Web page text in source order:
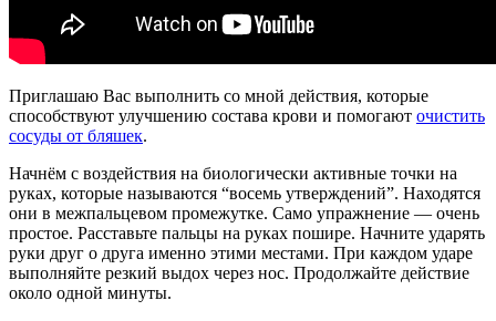
Приглашаю Вас выполнить со мной действия, которые
способствуют улучшению состава крови и помогают очистить
сосуды от бляшек.
Начнём с воздействия на биологически активные точки на
руках, которые называются “восемь утверждений”. Находятся
они в межпальцевом промежутке. Само упражнение — очень
простое. Расставьте пальцы на руках пошире. Начните ударять
руки друг о друга именно этими местами. При каждом ударе
выполняйте резкий выдох через нос. Продолжайте действие
около одной минуты.